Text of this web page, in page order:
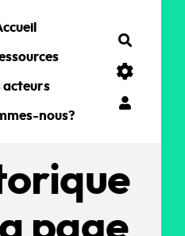
acteurs
nous?